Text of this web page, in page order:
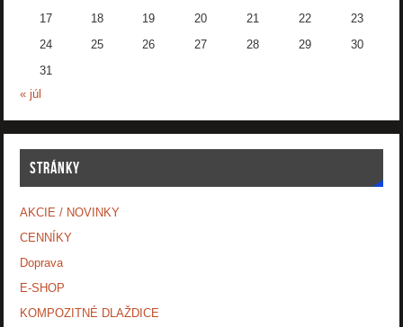
17 18 19 20 21 22 23
24 25 26 27 28 29 30
31
« júl
STRÁNKY
AKCIE / NOVINKY
CENNÍKY
Doprava
E-SHOP
KOMPOZITNÉ DLAŽDICE